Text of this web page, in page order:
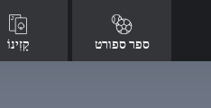
קָזִינוֹ ספר ספורט